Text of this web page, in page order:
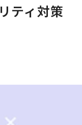
ティ対策